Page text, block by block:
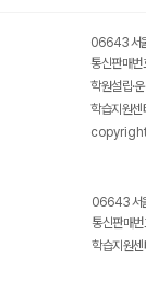
06643 서
통신판매
학원설립·
학습지원
06643 서
통신판매
학습지원